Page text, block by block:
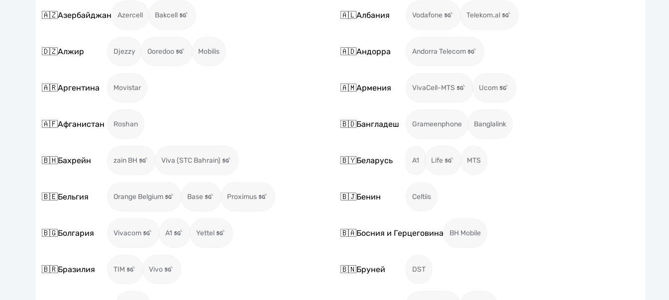
🇦🇿Азербайджан Azercell Bakcell 🇦🇱Албания Vodafone Telekom.al
🇩🇿Алжир Djezzy Ooredoo Mobilis 🇦🇩Андорра Andorra Telecom
🇦🇷Аргентина Movistar 🇦🇲Армения VivaCell-MTS Ucom
🇦🇫Афганистан Roshan 🇧🇩Бангладеш Grameenphone Banglalink
🇧🇭Бахрейн zain BH Viva (STC Bahrain) 🇧🇾Беларусь A1 Life MTS
🇧🇪Бельгия Orange Belgium Base Proximus 🇧🇯Бенин Celtiis
🇧🇬Болгария Vivacom A1 Yettel 🇧🇦Босния и Герцеговина BH Mobile
🇧🇷Бразилия TIM Vivo 🇧🇳Бруней DST